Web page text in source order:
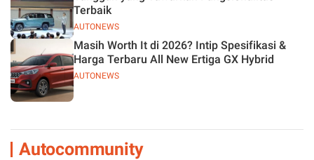
AUTONEWS
Terbaik
AUTONEWS
Masih Worth It di 2026? Intip Spesifikasi &
Harga Terbaru All New Ertiga GX Hybrid
Autocommunity